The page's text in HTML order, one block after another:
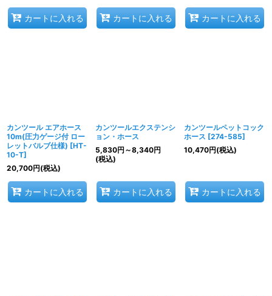
カートに入れる カートに入れる カートに入れる
カンツール エアホース
10m(圧力ゲージ付 ロー
レットバルブ仕様) [HT-
10-T]
20,700円(税込)
カートに入れる
カンツールエクステンシ
ョン・ホース
5,830円 ～8,340円
(税込)
カートに入れる
カンツールペットコック
ホース [274-585]
10,470円(税込)
カートに入れる